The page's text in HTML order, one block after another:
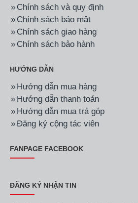
Chính sách và quy định
Chính sách bảo mật
Chính sách giao hàng
Chính sách bảo hành
HƯỚNG DẪN
Hướng dẫn mua hàng
Hướng dẫn thanh toán
Hướng dẫn mua trả góp
Đăng ký cộng tác viên
FANPAGE FACEBOOK
ĐĂNG KÝ NHẬN TIN